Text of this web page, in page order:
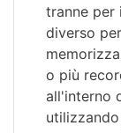
tranne per
diverso
o più
all'interno